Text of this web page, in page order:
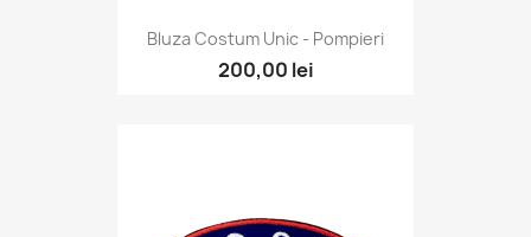
Bluza Costum Unic - Pompieri
200,00 lei